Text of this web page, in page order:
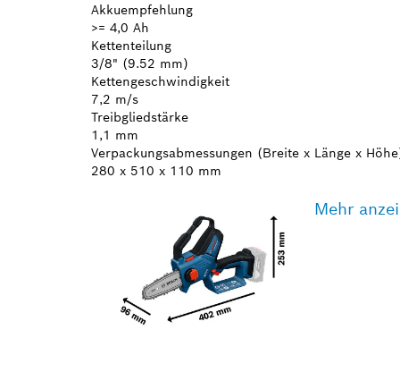
Akkuempfehlung
>= 4,0 Ah
Kettenteilung
3/8" (9.52 mm)
Kettengeschwindigkeit
7,2 m/s
Treibgliedstärke
1,1 mm
Verpackungsabmessungen (Breite x Länge x
280 x 510 x 110 mm
Mehr